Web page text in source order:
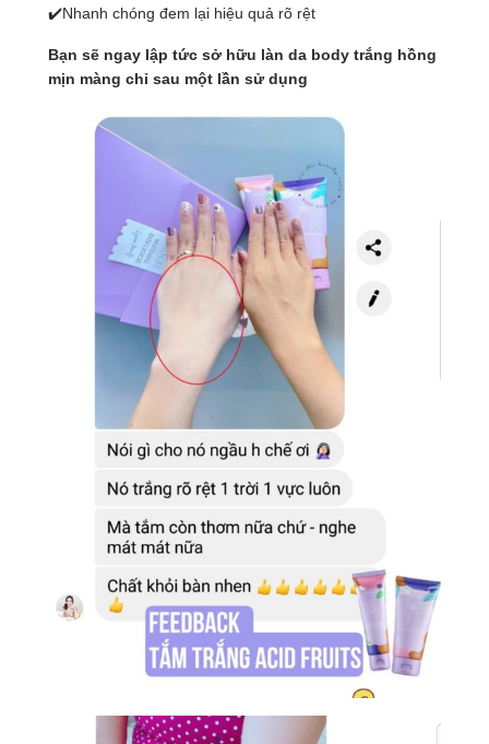
✔️Nhanh chóng đem lại hiệu quả rõ rệt
Bạn sẽ ngay lập tức sở hữu làn da body trắng hồng
mịn màng chỉ sau một lần sử dụng